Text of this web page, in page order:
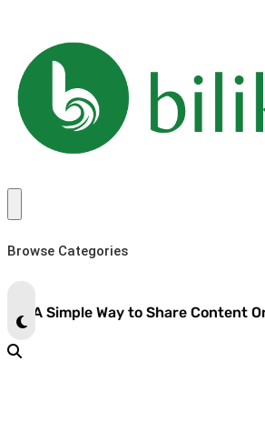
Browse Categories
Simple Way to Share Content Online